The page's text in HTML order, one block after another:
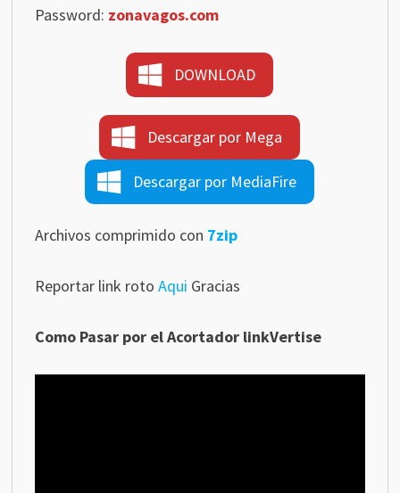
Password: zonavagos.com
DOWNLOAD
Descargar por Mega
Descargar por MediaFire
Archivos comprimido con 7zip
Reportar link roto Aqui Gracias
Como Pasar por el Acortador linkVertise